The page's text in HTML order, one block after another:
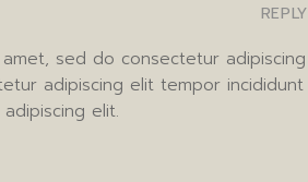
REPLY
sed do consectetur adipiscing
adipiscing elit tempor incididunt
elit.